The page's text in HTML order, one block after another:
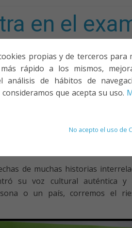
propias y de terceros
rápido a los mismos,
análisis de hábitos de
que acepta su uso.
No acepto el uso de
en el
PONENCIAS Y CURSOS
peligro de la
de muchas historias
su voz cultural auténtica
o un país, corremos el